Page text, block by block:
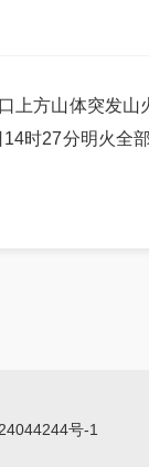
上方山体突发山
时27分明火全
号-1